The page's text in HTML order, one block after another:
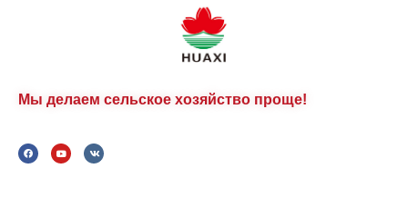
Мы делаем сельское хозяйство проще!